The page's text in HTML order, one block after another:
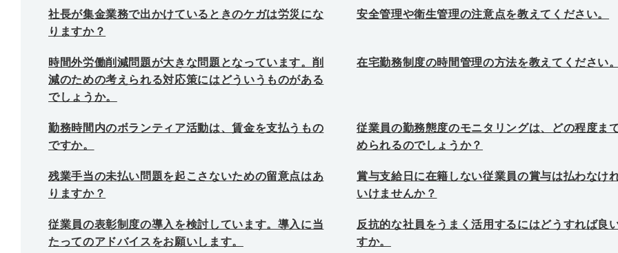
社長が集金業務で出かけているときのケガは労災にな
りますか？
安全管理や衛生管理の注意点を教えてください。
時間外労働削減問題が大きな問題となっています。削
減のための考えられる対応策にはどういうものがある
でしょうか。
在宅勤務制度の時間管理の方法を教えてください。
勤務時間内のボランティア活動は、賃金を支払うもの
ですか。
従業員の勤務態度のモニタリングは、どの程度ま
められるのでしょうか？
残業手当の未払い問題を起こさないための留意点はあ
りますか？
賞与支給日に在籍しない従業員の賞与は払わなけ
いけませんか？
従業員の表彰制度の導入を検討しています。導入に当
たってのアドバイスをお願いします。
反抗的な社員をうまく活用するにはどうすれば良
すか。